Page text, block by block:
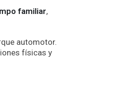
familiar,
automotor.
físicas y